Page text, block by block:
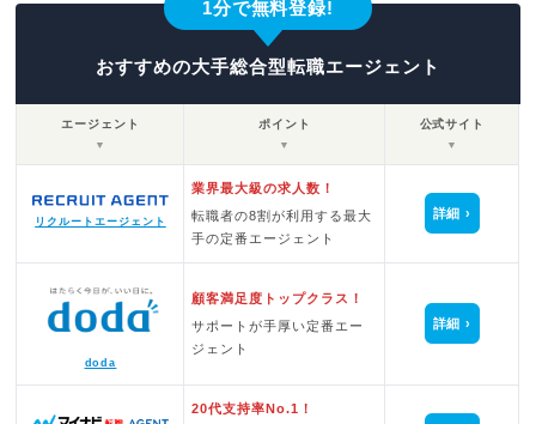
1分で無料登録!
おすすめの大手総合型転職エージェント
エージェント
▼
ポイント
▼
公式サイト
▼
リクルートエージェント
業界最大級の求人数！
転職者の8割が利用する最大
手の定番エージェント
詳細
doda
顧客満足度トップクラス！
サポートが手厚い定番エー
ジェント
詳細
20代支持率No.1！